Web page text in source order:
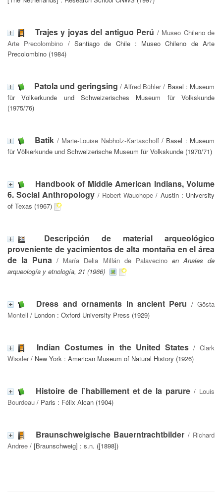
Trajes y joyas del antiguo Perú / Museo Chileno de
Arte Precolombino / Santiago de Chile : Museo Chileno de Arte
Precolombino (1984)
Patola und geringsing /Alfred Bühler/ Basel : Museum
für Völkerkunde und Schweizerisches Museum für Volkskunde
(1975/76)
Batik / Marie-Louise Nabholz-Kartaschoff/ Basel : Museum
für Völkerkunde und Schweizerische Museum für Volkskunde (1970/71)
Handbook of Middle American Indians, Volume
6. Social Anthropology / Robert Wauchope / Austin : University
of Texas (1967)
Descripción de material arqueológico
proveniente de yacimientos de alta montaña en el área
de la Puna / María Delia Millán de Palavecino en Anales de
arqueología y etnología, 21 (1966)
Dress and ornaments in ancient Peru / Gösta
Montell / London : Oxford University Press (1929)
Indian Costumes in the United States/ Clark
Wissler/ New York : American Museum of Natural History (1926)
Histoire de l`habillement et de la parure / Louis
Bourdeau / Paris : Félix Alcan (1904)
Braunschweigische Bauerntrachtbilder / Richard
Andree / [Braunschweig] : s.n. ([1898])